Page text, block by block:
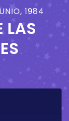
1984
LAS